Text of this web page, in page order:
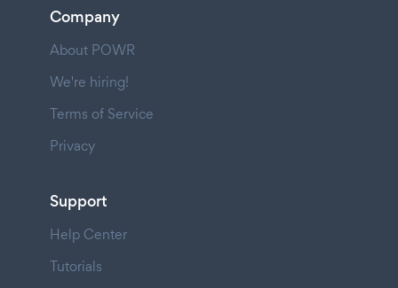
Company
About POWR
We're hiring!
Terms of Service
Privacy
Support
Help Center
Tutorials